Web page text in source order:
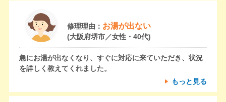
修理理由： お湯が出ない
(大阪府堺市／女性・40代)
急にお湯が出なくなり、すぐに対応に来ていただき、状況
を詳しく教えてくれました。
もっと見る